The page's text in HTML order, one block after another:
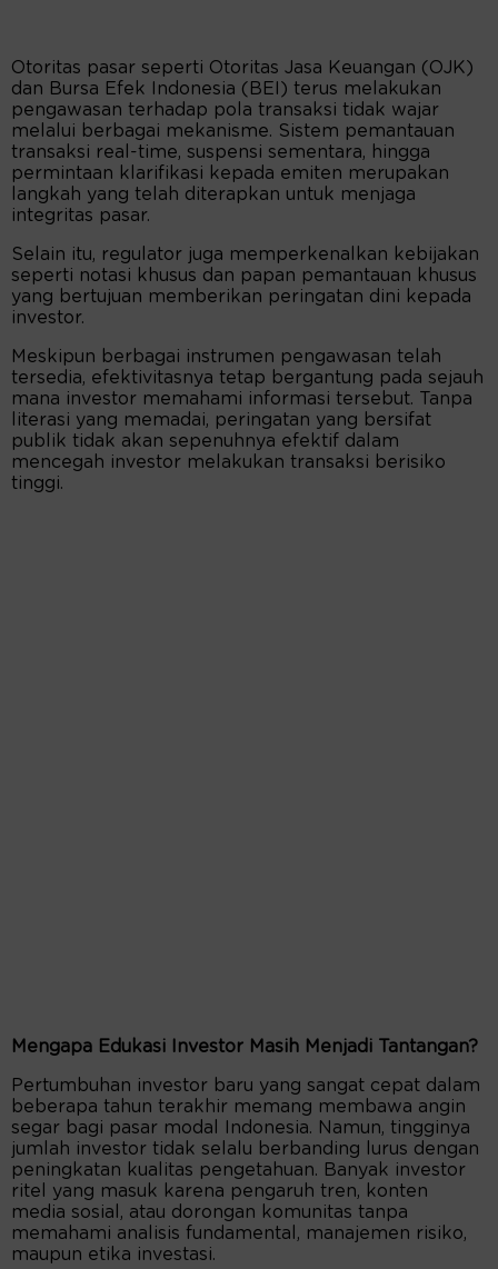
Otoritas pasar seperti Otoritas Jasa Keuangan (OJK)
dan Bursa Efek Indonesia (BEI) terus melakukan
pengawasan terhadap pola transaksi tidak wajar
melalui berbagai mekanisme. Sistem pemantauan
transaksi real-time, suspensi sementara, hingga
permintaan klarifikasi kepada emiten merupakan
langkah yang telah diterapkan untuk menjaga
integritas pasar.
Selain itu, regulator juga memperkenalkan kebijakan
seperti notasi khusus dan papan pemantauan khusus
yang bertujuan memberikan peringatan dini kepada
investor.
Meskipun berbagai instrumen pengawasan telah
tersedia, efektivitasnya tetap bergantung pada sejauh
mana investor memahami informasi tersebut. Tanpa
literasi yang memadai, peringatan yang bersifat
publik tidak akan sepenuhnya efektif dalam
mencegah investor melakukan transaksi berisiko
tinggi.
Mengapa Edukasi Investor Masih Menjadi Tantangan?
Pertumbuhan investor baru yang sangat cepat dalam
beberapa tahun terakhir memang membawa angin
segar bagi pasar modal Indonesia. Namun, tingginya
jumlah investor tidak selalu berbanding lurus dengan
peningkatan kualitas pengetahuan. Banyak investor
ritel yang masuk karena pengaruh tren, konten
media sosial, atau dorongan komunitas tanpa
memahami analisis fundamental, manajemen risiko,
maupun etika investasi.